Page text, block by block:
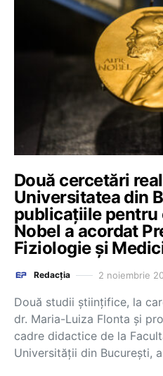
Două cercetări
Universitatea din
publicațiile pentru
Nobel a acordat
Fiziologie și
Redacția 2 noiembrie
Două studii științifice, la
dr. Maria-Luiza Flonta și
cadre didactice de la
Universității din București,